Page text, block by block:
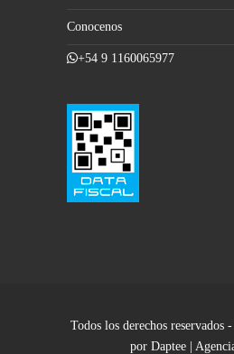
Conocenos
+54 9 1160065977
Todos los derechos reservados
por Daptee |